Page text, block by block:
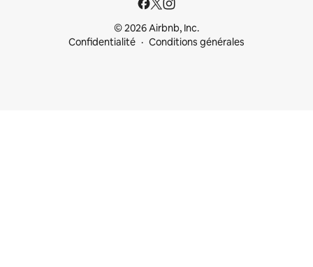
© 2026 Airbnb, Inc.
Confidentialité
Conditions générales